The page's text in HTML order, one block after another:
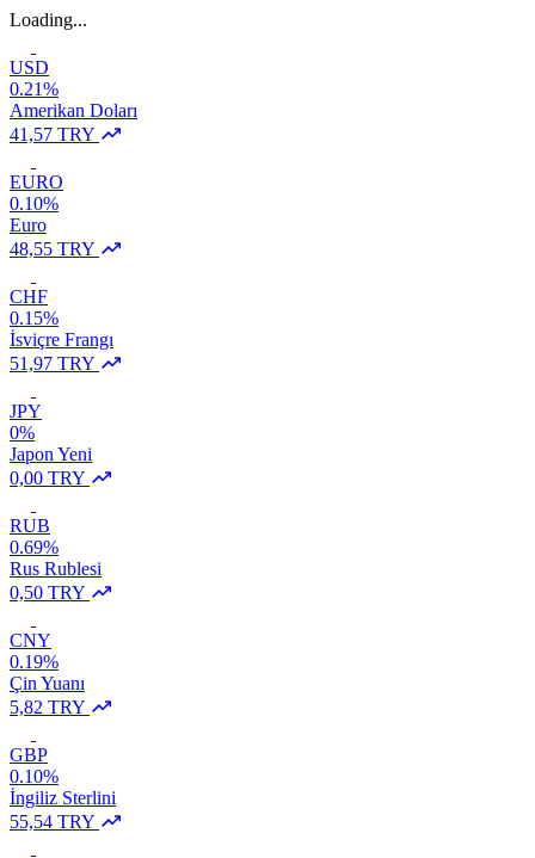
Loading...
USD
0.21%
Amerikan Doları
41,57 TRY
EURO
0.10%
Euro
48,55 TRY
CHF
0.15%
İsviçre Frangı
51,97 TRY
JPY
0%
Japon Yeni
0,00 TRY
RUB
0.69%
Rus Rublesi
0,50 TRY
CNY
0.19%
Çin Yuanı
5,82 TRY
GBP
0.10%
İngiliz Sterlini
55,54 TRY